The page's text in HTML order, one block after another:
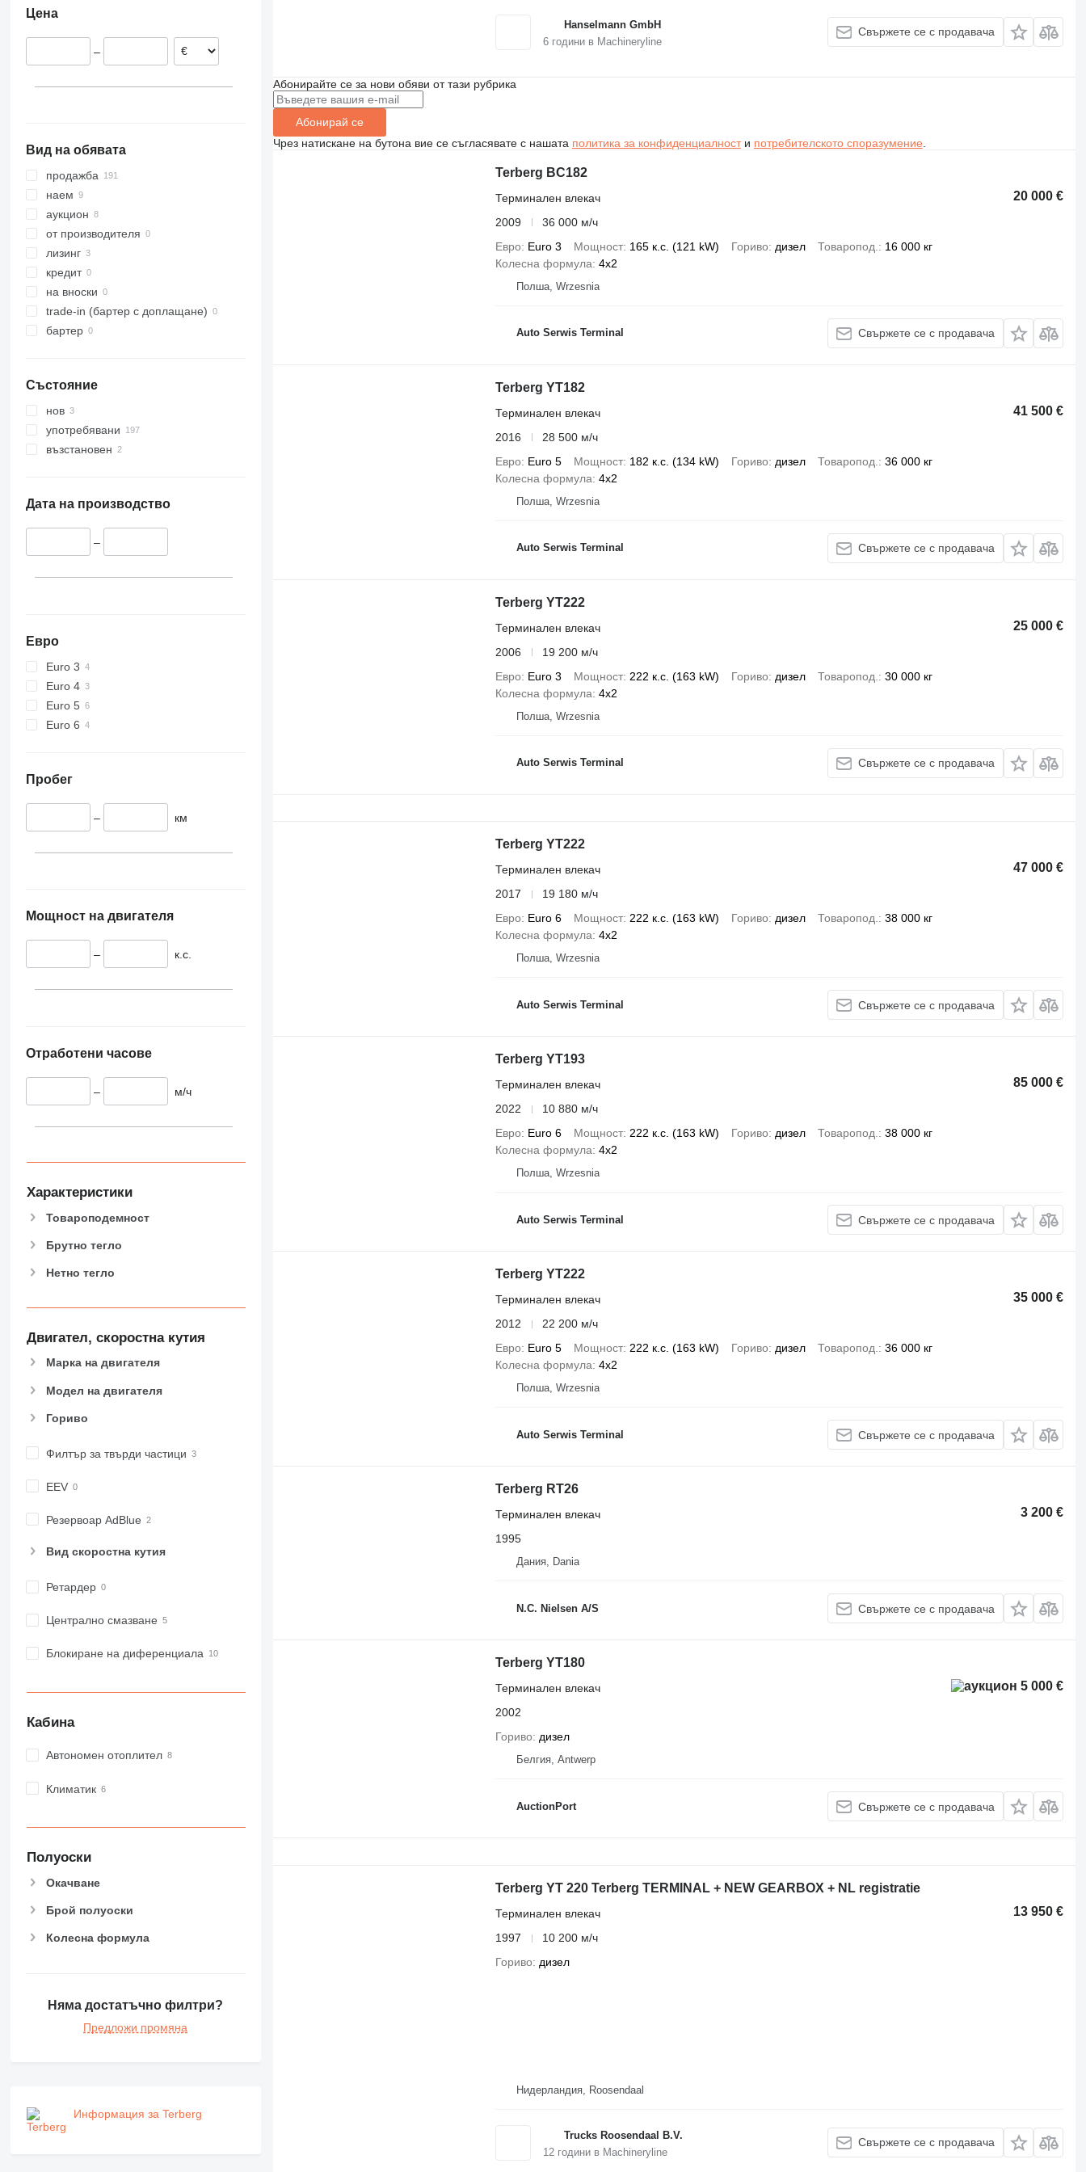
Дания
Германия
Цена
–
Вид на обявата
продажба
наем
аукцион
от производителя
лизинг
кредит
на вноски
trade-in (бартер с доплащане)
бартер
Състояние
нов
употребявани
възстановен
Дата на производство
–
Евро
Euro 3
Euro 4
Euro 5
Euro 6
Пробег
– км
Мощност на двигателя
– к.с.
Отработени часове
– м/ч
Характеристики
Товароподемност
Брутно тегло
Нетно тегло
Двигател, скоростна кутия
Марка на двигателя
Модел на двигателя
Гориво
Филтър за твърди частици
EEV
Резервоар AdBlue
Вид скоростна кутия
Ретардер
Централно смазване
Блокиране на диференциала
Кабина
Автономен отоплител
Климатик
Полуоски
Окачване
Брой полуоски
Колесна формула
Няма достатъчно филтри?
Предложи промяна
Информация за Terberg
Hanselmann GmbH
6години в Machineryline
Свържете се с продавача
Абонирайте се за нови обяви от тази рубрика
Абонирай се
Чрез натискане на бутона вие се съгласявате с нашата политика за конфиденциалности потребителското споразумение
Terberg BC182
20 000 €
Терминален влекач
2009
36 000 м/ч
Евро
Euro 3 Мощност 165 к.с. (121 kW) Гориво дизел Товаропод.
16 000 кг
Колесна формула 4x2
Полша, Wrzesnia
Auto Serwis Terminal Свържете се с продавача
Terberg YT182
41 500 €
Терминален влекач
2016
28 500 м/ч
Евро
Euro 5 Мощност 182 к.с. (134 kW) Гориво дизел Товаропод.
36 000 кг
Колесна формула 4x2
Полша, Wrzesnia
Auto Serwis Terminal Свържете се с продавача
Terberg YT222
25 000 €
Терминален влекач
2006
19 200 м/ч
Евро
Euro 3 Мощност 222 к.с. (163 kW) Гориво дизел Товаропод.
30 000 кг
Колесна формула 4x2
Полша, Wrzesnia
Auto Serwis Terminal Свържете се с продавача
Terberg YT222
47 000 €
Терминален влекач
2017
19 180 м/ч
Евро
Euro 6 Мощност 222 к.с. (163 kW) Гориво дизел Товаропод. 38 000 кг
Колесна формула 4x2
Полша, Wrzesnia
Auto Serwis Terminal Свържете се с продавача
Terberg YT193
85 000 €
Терминален влекач
2022
10 880 м/ч
Евро
Euro 6 Мощност 222 к.с. (163 kW) Гориво дизел Товаропод. 38 000 кг
Колесна формула 4x2
Полша, Wrzesnia
Auto Serwis Terminal Свържете се с продавача
Terberg YT222
35 000 €
Терминален влекач
2012
22 200 м/ч
Евро
Euro 5 Мощност 222 к.с. (163 kW) Гориво дизел Товаропод. 36 000 кг
Колесна формула 4x2
Полша, Wrzesnia
Auto Serwis Terminal Свържете се с продавача
Terberg RT26
3 200 €
Терминален влекач
1995
Дания, Dania
N.C. Nielsen A/S Свържете се с продавача
Terberg YT180
5 000 €
Терминален влекач
2002
Гориво дизел
Белгия, Antwerp
AuctionPort Свържете се с продавача
Terberg YT 220 Terberg TERMINAL + NEW GEARBOX + NL registratie
13 950 €
Терминален влекач
1997
10 200 м/ч
Гориво
дизел
Нидерландия, Roosendaal
Trucks Roosendaal B.V.
12години в Machineryline
Свържете се с продавача